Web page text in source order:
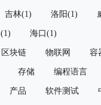
吉林(1) 洛阳(1)
海口(1)
区块链 物联网 容
存储 编程语言
产品 软件测试